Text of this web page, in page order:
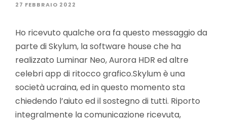
27 FEBBRAIO 2022
Ho ricevuto qualche ora fa questo messaggio da
parte di Skylum, la software house che ha
realizzato Luminar Neo, Aurora HDR ed altre
celebri app di ritocco grafico.Skylum è una
società ucraina, ed in questo momento sta
chiedendo l’aiuto ed il sostegno di tutti. Riporto
integralmente la comunicazione ricevuta,